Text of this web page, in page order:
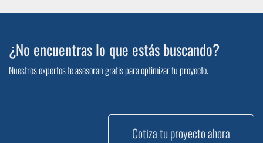
¿No encuentras lo que estás buscando?
Nuestros expertos te asesoran gratis para optimizar tu proyecto.
Cotiza tu proyecto ahora